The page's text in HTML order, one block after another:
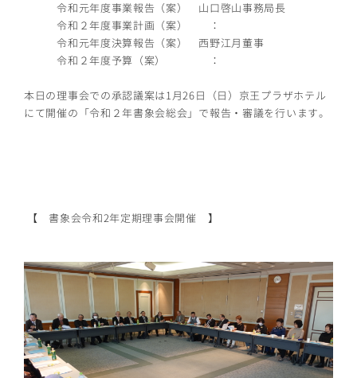
令和元年度事業報告（案） 山口啓山事務局長
令和２年度事業計画（案） ：
令和元年度決算報告（案） 西野江月董事
令和２年度予算（案） ：
本日の理事会での承認議案は1月26日（日）京王プラザホテル
にて開催の「令和２年書象会総会」で報告・審議を行います。
【 書象会令和2年定期理事会開催 】